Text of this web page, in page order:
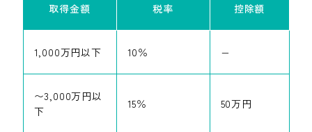
取得金額 税率 控除額
1,000万円以下 10％ −
〜3,000万円以
下
15％ 50万円